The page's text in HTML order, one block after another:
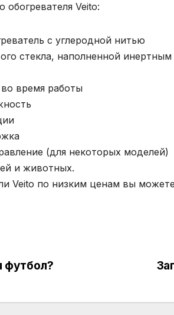
Veito:
с углеродной нитью
стекла, наполненной
время работы
(для некоторых моделей)
и животных.
Veito по низким ценам вы
футбол?